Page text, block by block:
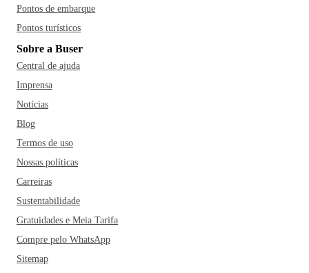
Pontos de embarque
Pontos turísticos
Sobre a Buser
Central de ajuda
Imprensa
Notícias
Blog
Termos de uso
Nossas políticas
Carreiras
Sustentabilidade
Gratuidades e Meia Tarifa
Compre pelo WhatsApp
Sitemap